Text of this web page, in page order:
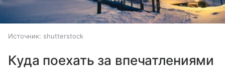
Источник: shutterstock
Куда поехать за впечатлениями